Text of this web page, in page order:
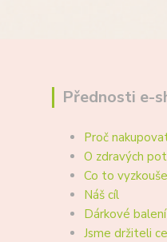
Přednosti e-
Proč
O zdravých
Co to
Náš cíl
Dárkové balení
Jsme držiteli